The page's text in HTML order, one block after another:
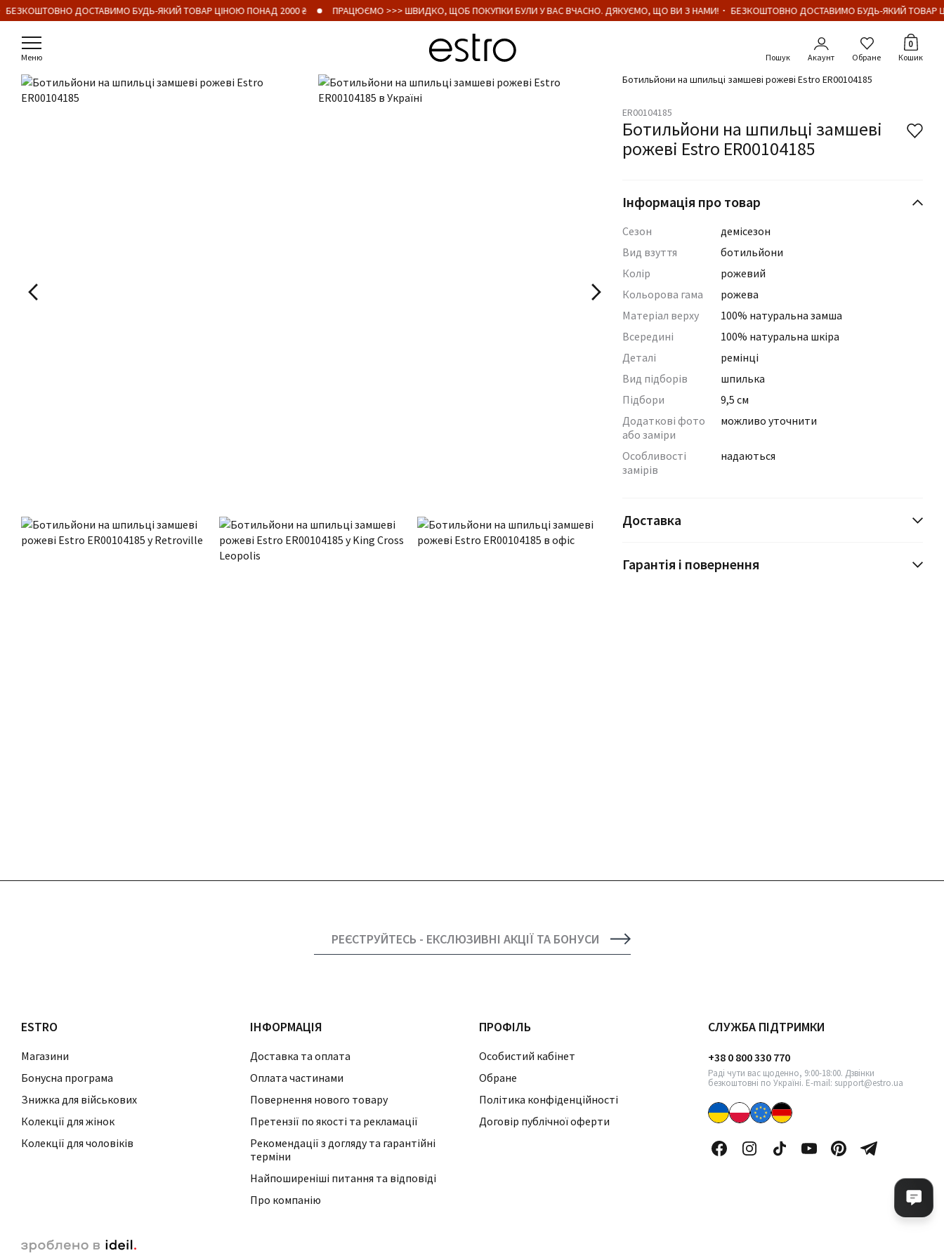
ДОСТАВИМО БУДЬ-ЯКИЙ ТОВАР ЦІНОЮ ПОНАД 2000 ₴ ПРАЦЮЄМО >>> ШВИДКО, ЩОБ ПОКУПКИ БУЛИ У ВАС ВЧАСНО. ДЯКУЄМО, ЩО ВИ З НАМИ!・ БЕЗКОШТОВНО ДОСТАВИМО БУДЬ-ЯКИЙ ТОВАР
Меню Акаунт Обране
0
Кошик
Ботильйони на шпильці замшеві рожеві Estro ER00104185
ER00104185
Ботильйони на шпильці замшеві
рожеві Estro ER00104185
Інформація про товар
Сезон
демісезон
Вид взуття
ботильйони
Колір
рожевий
Кольорова гама
рожева
Матеріал верху
100% натуральна замша
Всередині
100% натуральна шкіра
Деталі
ремінці
Вид підборів
шпилька
Підбори
9,5 см
Додаткові фото
або заміри
можливо уточнити
Особливості
замірів
надаються
Доставка
Гарантія і повернення
РЕЄСТРУЙТЕСЬ - ЕКСЛЮЗИВНІ АКЦІЇ ТА БОНУСИ
ESTRO
Магазини
Бонусна програма
Знижка для військових
Колекції для жінок
Колекції для чоловіків
ІНФОРМАЦІЯ
Доставка та оплата
Оплата частинами
Повернення нового товару
Претензії по якості та рекламації
Рекомендації з догляду та гарантійні
терміни
Найпоширеніші питання та відповіді
Про компанію
ПРОФІЛЬ
Особистий кабінет
Обране
Політика конфіденційності
Договір публічної оферти
СЛУЖБА ПІДТРИМКИ
+38 0 800 330 770
Раді чути вас щоденно, 9:00-18:00. Дзвінки
безкоштовні по Україні. E-mail: support@estro.ua